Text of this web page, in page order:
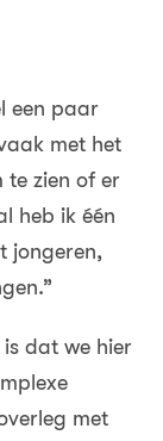
een paar
met het
te zien of er
heb ik één
jongeren,
dat we hier
met